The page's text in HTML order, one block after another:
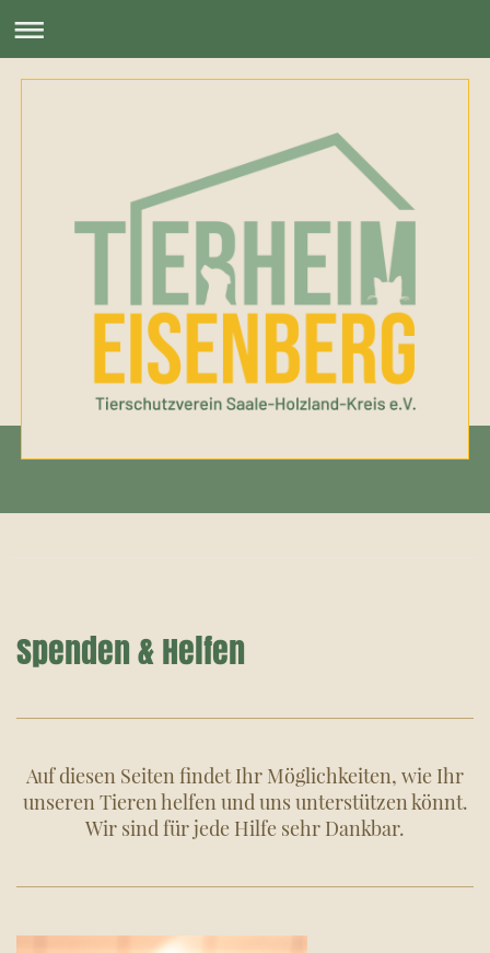
Spenden & Helfen
Auf diesen Seiten findet Ihr Möglichkeiten, wie Ihr
unseren Tieren helfen und uns unterstützen könnt.
Wir sind für jede Hilfe sehr Dankbar.